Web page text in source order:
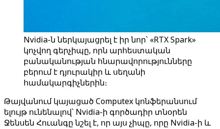
Nvidia-ն ներկայացրել է իր նոր՝ «RTX Spark»
կոչվող գերչիպը, որն արհեստական
բանականության հնարավորությունները
բերում է դյուրակիր և սեղանի
համակարգիչներին։
Թայվանում կայացած Computex կոնֆերանսում
ելույթ ունենալով՝ Nvidia-ի գործադիր տնօրեն
Ջենսեն Հուանգը նշել է, որ այս չիպը, որը Nvidia-ի և